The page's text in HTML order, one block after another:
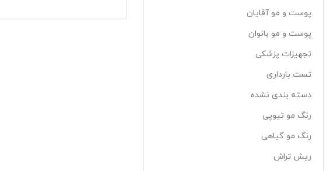
پوست و مو آقایان
پوست و مو بانوان
تجهیزات پزشکی
تست بارداری
دسته بندی نشده
رنگ مو تیوپی
رنگ مو گیاهی
ریش تراش